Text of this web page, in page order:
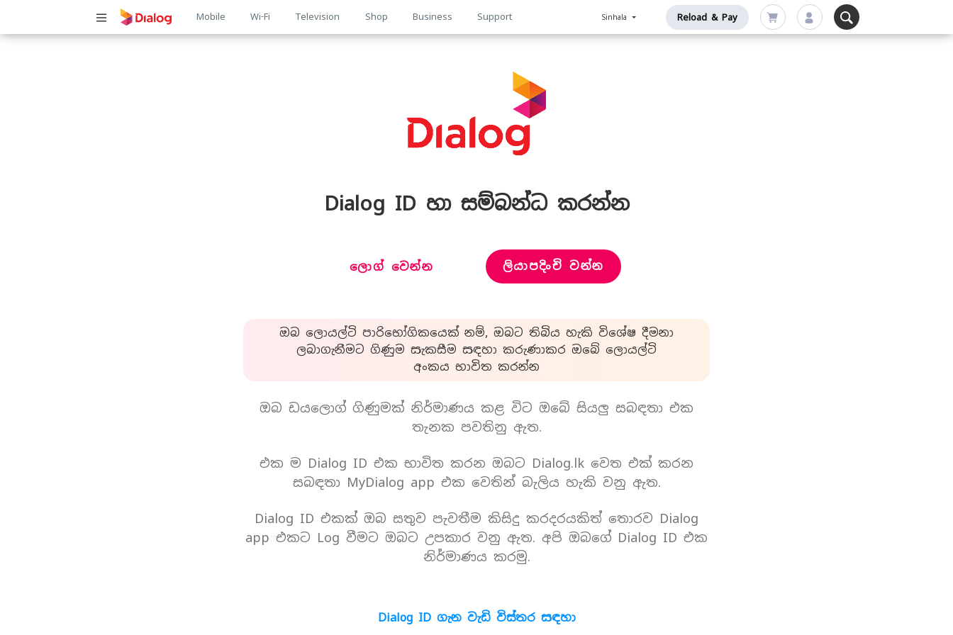
Main
Mobile Wi-Fi Television Shop Business Support Sinhala Reload & Pay
Dialog ID හා සම්බන්ධ කරන්න
ලොග් වෙන්න ලියාපදිංචි වන්න
ඔබ ලොයල්ටි පාරිභෝගිකයෙක් නම්, ඔබට තිබිය හැකි විශේෂ දීමනා
ලබාගැනීමට ගිණුම සැකසීම සඳහා කරුණාකර ඔබේ ලොයල්ටි
අංකය භාවිත කරන්න
ඔබ ඩයලොග් ගිණුමක් නිර්මාණය කළ විට ඔබේ සියලු සබඳතා එක
තැනක පවතිනු ඇත.
එක ම Dialog ID එක භාවිත කරන ඔබට Dialog.lk වෙත එක් කරන
සබඳතා MyDialog app එක වෙතින් බැලිය හැකි වනු ඇත.
Dialog ID එකක් ඔබ සතුව පැවතීම කිසිදු කරදරයකිත් තොරව Dialog
app එකට Log වීමට ඔබට උපකාර වනු ඇත. අපි ඔබගේ Dialog ID එක
නිර්මාණය කරමු.
Dialog ID ගැන වැඩි විස්තර සඳහා